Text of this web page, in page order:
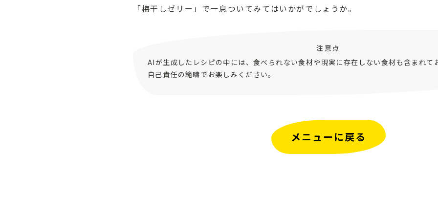
「梅干しゼリー」で一息ついてみてはいかがでしょうか。
注意点
AIが生成したレシピの中には、食べられない食材や現実に存在しない食材も含まれて
自己責任の範疇でお楽しみください。
メニューに戻る